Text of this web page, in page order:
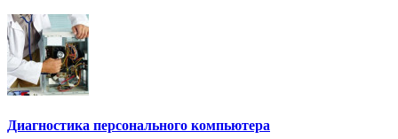
Диагностика персонального компьютера